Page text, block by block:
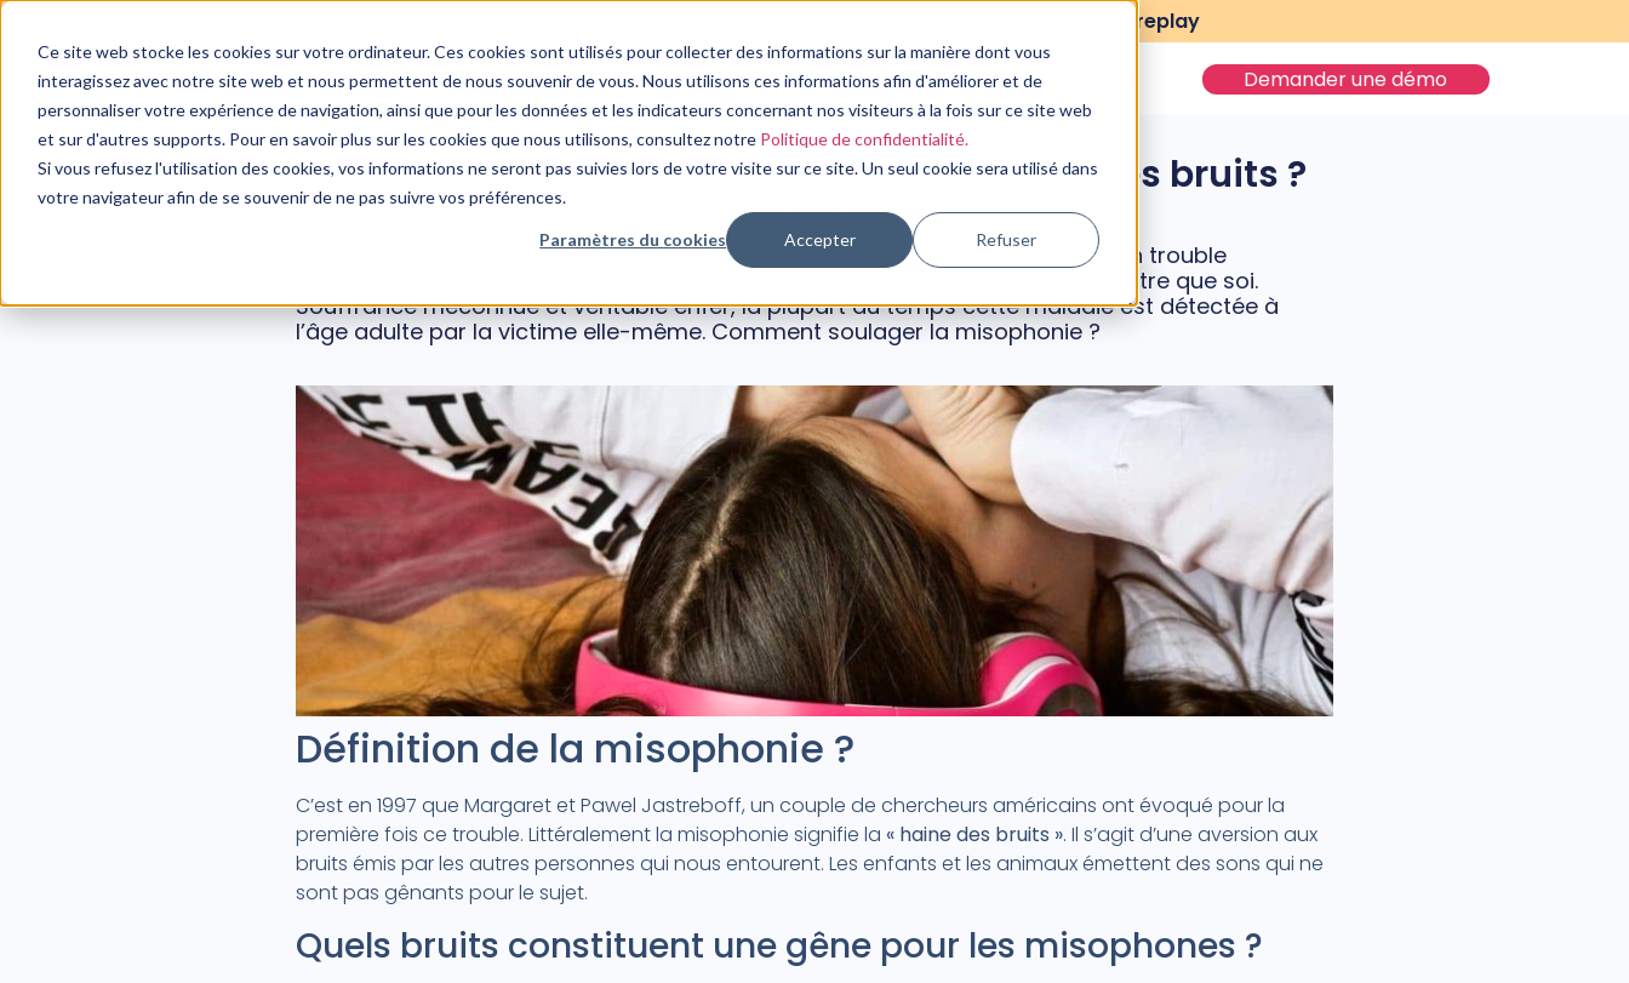
Ce site web stocke les cookies sur votre ordinateur. Ces cookies sont utilisés pour collecter des informations sur la manière dont vous
interagissez avec notre site web et nous permettent de nous souvenir de vous. Nous utilisons ces informations afin d'améliorer et de
personnaliser votre expérience de navigation, ainsi que pour les données et les indicateurs concernant nos visiteurs à la fois sur ce site web
et sur d'autres supports. Pour en savoir plus sur les cookies que nous utilisons, consultez notre Politique de confidentialité.
Si vous refusez l'utilisation des cookies, vos informations ne seront pas suivies lors de votre visite sur ce site. Un seul cookie sera utilisé dans
votre navigateur afin de se souvenir de ne pas suivre vos préférences.
Paramètres du cookies Accepter Refuser
WEBINAIRE : Risques psychosociaux et managers : un plan de formation sur 3 mois pour moins de 3 000€➔ voir le replay
Nos Services Notre Expertise Nos Ressources Demander une démo
PSYCHOLOGIE
Qu’est-ce que la misophonie, cette haine des bruits ?
29 octobre, 2020
La misophonie est un terme qui est apparu dans les années 2000 et traduit un trouble
psychique entraînant une détestation des sons produits par une personne autre que soi.
Souffrance méconnue et véritable enfer, la plupart du temps cette maladie est détectée à
l’âge adulte par la victime elle-même. Comment soulager la misophonie ?
Définition de la misophonie ?
C’est en 1997 que Margaret et Pawel Jastreboff, un couple de chercheurs américains ont évoqué pour la
première fois ce trouble. Littéralement la misophonie signifie la « haine des bruits ». Il s’agit d’une aversion aux
bruits émis par les autres personnes qui nous entourent. Les enfants et les animaux émettent des sons qui ne
sont pas gênants pour le sujet.
Quels bruits constituent une gêne pour les misophones ?